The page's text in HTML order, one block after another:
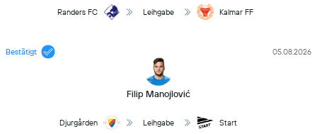
Randers FC Leihgabe Kalmar FF
Bestätigt
Filip Manojlović
05.08.2026
Djurgården Leihgabe Start